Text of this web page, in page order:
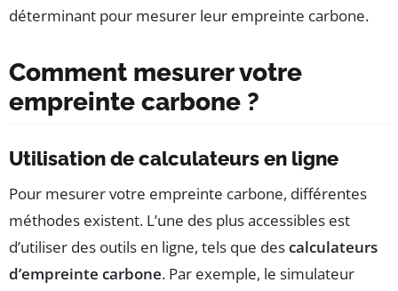
déterminant pour mesurer leur empreinte carbone.
Comment mesurer votre
empreinte carbone ?
Utilisation de calculateurs en ligne
Pour mesurer votre empreinte carbone, différentes
méthodes existent. L’une des plus accessibles est
d’utiliser des outils en ligne, tels que descalculateurs
d’empreinte carbone. Par exemple, le simulateur